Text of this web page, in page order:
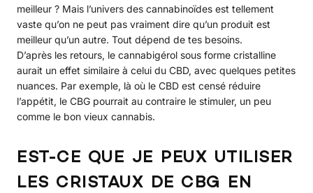
meilleur ? Mais l’univers des cannabinoïdes est tellement
vaste qu’on ne peut pas vraiment dire qu’un produit est
meilleur qu’un autre. Tout dépend de tes besoins.
D’après les retours, le cannabigérol sous forme cristalline
aurait un effet similaire à celui du CBD, avec quelques petites
nuances. Par exemple, là où le CBD est censé réduire
l’appétit, le CBG pourrait au contraire le stimuler, un peu
comme le bon vieux cannabis.
EST-CE QUE JE PEUX UTILISER
LES CRISTAUX DE CBG EN